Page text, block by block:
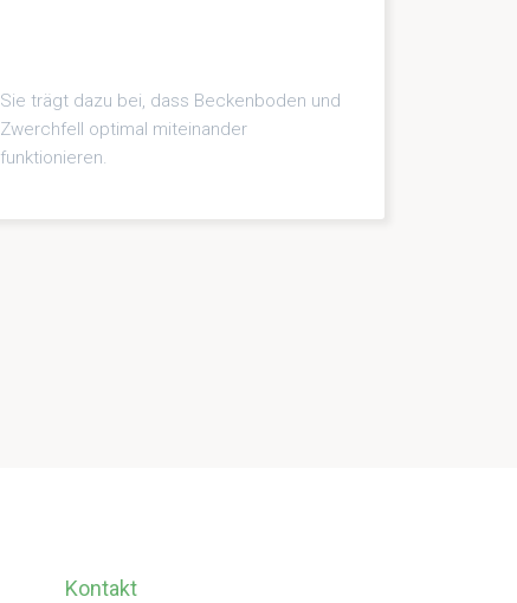
Sie trägt dazu bei, dass Beckenboden und
Zwerchfell optimal miteinander
funktionieren.
Kontakt